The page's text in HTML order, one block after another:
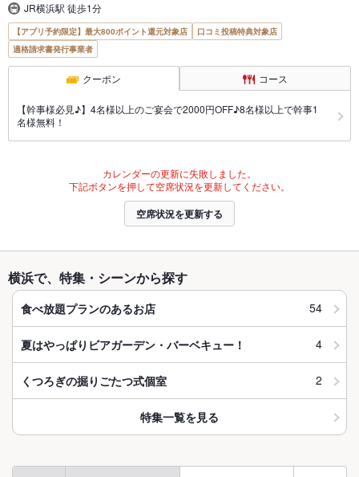
JR横浜駅 徒歩1分
【アプリ予約限定】最大800ポイント還元対象店
口コミ投稿特典対象店
適格請求書発行事業者
クーポン コース
【幹事様必見♪】4名様以上のご宴会で2000円OFF♪8名様以上で幹事1
名様無料！
カレンダーの更新に失敗しました。
下記ボタンを押して空席状況を更新してください。
空席状況を更新する
横浜で、特集・シーンから探す
食べ放題プランのあるお店 54
夏はやっぱりビアガーデン・バーベキュー！ 4
くつろぎの掘りごたつ式個室 2
特集一覧を見る